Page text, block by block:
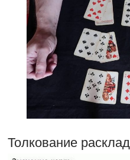
Толкование